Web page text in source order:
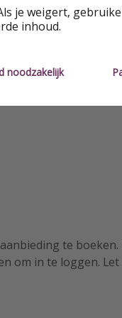
te
om in te loggen. Let
je weigert,
inhoud.
noodzakelijk